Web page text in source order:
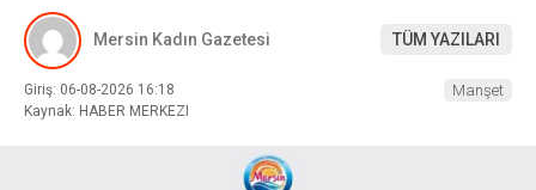
Mersin Kadın Gazetesi TÜM YAZILARI
Giriş: 06-08-2026 16:18
Kaynak: HABER MERKEZI
Manşet